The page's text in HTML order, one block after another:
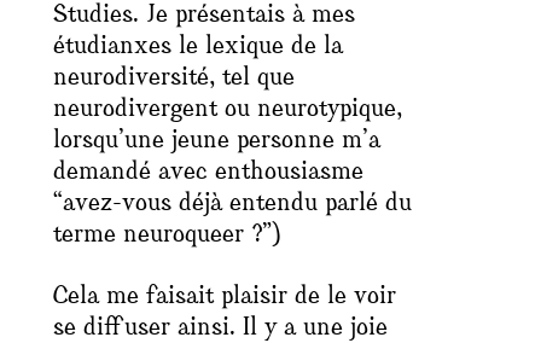
Studies. Je présentais à mes
étudianxes le lexique de la
neurodiversité, tel que
neurodivergentou neurotypique,
lorsqu’une jeune personne m’a
demandé avec enthousiasme
“avez-vous déjà entendu parlé du
terme neuroqueer ?”)
Cela me faisait plaisir de le voir
se diffuser ainsi. Il y a une joie